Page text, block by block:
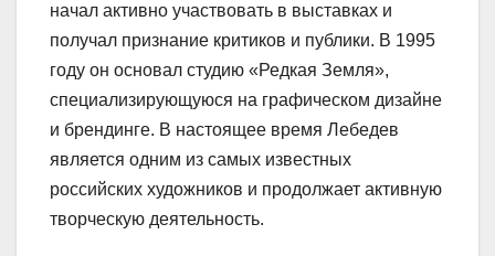
начал активно участвовать в выставках и
получал признание критиков и публики. В 1995
году он основал студию «Редкая Земля»,
специализирующуюся на графическом дизайне
и брендинге. В настоящее время Лебедев
является одним из самых известных
российских художников и продолжает активную
творческую деятельность.